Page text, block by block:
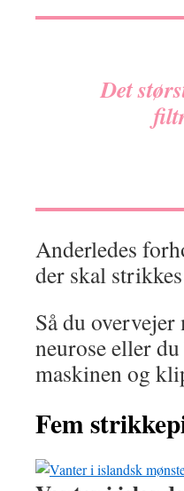
Det
Anderledes
der skal
Så du
neurose eller
maskinen og
Fem